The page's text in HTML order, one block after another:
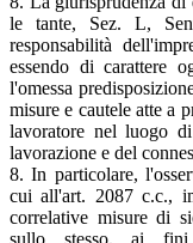
le tante, Sez. L,
responsabilità
essendo di carattere
l'omessa
misure e cautele atte a
lavoratore nel luogo
lavorazione e del
8. In particolare,
cui all'art. 2087 c.c.,
correlative misure di
sullo stesso, ai fini